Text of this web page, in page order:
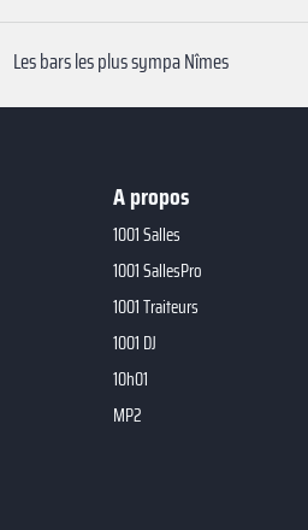
Les bars les plus sympa Nîmes
A propos
1001 Salles
1001 SallesPro
1001 Traiteurs
1001 DJ
10h01
MP2